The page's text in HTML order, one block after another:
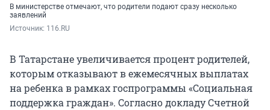
В министерстве отмечают, что родители подают сразу несколько
заявлений
Источник: 116.RU
В Татарстане увеличивается процент родителей,
которым отказывают в ежемесячных выплатах
на ребенка в рамках госпрограммы «Социальная
поддержка граждан». Согласно докладу Счетной